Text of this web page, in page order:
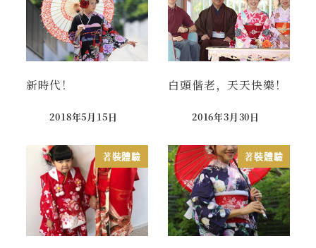
新時代！
Published
2018年5月15日
白頭偕老，天天快樂！
Published
2016年3月30日
著裝體驗 著裝體驗